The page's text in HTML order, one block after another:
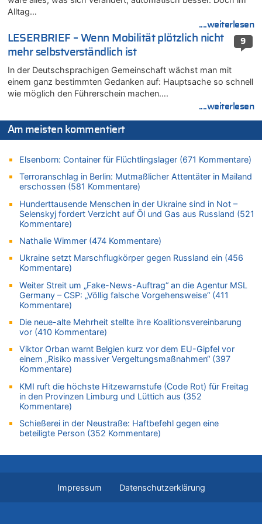
05.08.2026 - 15:59 von JoKrings zu
Wie kam es zur Ceuta-Krise?
Auf Europa ist mal wieder Verlass [Zwischenruf]
Wasserstand des Rheins in NRW so niedrig wie noch nie
05.08.2026 - 13:25 von Zuhörer zu
Wasserstand des Rheins in NRW so niedrig wie noch nie
Zweite Hitzewelle in diesem Sommer ist jetzt amtlich
Zweite Hitzewelle in diesem Sommer ist jetzt amtlich
05.08.2026 - 13:10 von Go Pferdchen, lauf Gallop zu
Aachen ab 11. August wieder Mekka des Pferdesports –
05.08.2026 - 12:31 von Der Patriot zu
Es gibt mmer mehr Fälle von Fahrerflucht in Belgien –
Wie kam es zur Ceuta-Krise?
Paris 2024: Genau 40 Jahre nach Edgar Cüpper ist wieder ein
Springreiter Fahnenträger der belgischen Olympia-Mannschaft
05.08.2026 - 11:45 von JoKrings zu
Zweite Hitzewelle in diesem Sommer ist jetzt amtlich
05.08.2026 - 11:45 von N. A. Klar zu
Es gibt mmer mehr Fälle von Fahrerflucht in Belgien –
Fußgänger und Radfahrer sind die häufigsten Opfer
05.08.2026 - 11:43 von JoKrings zu
Zweite Hitzewelle in diesem Sommer ist jetzt amtlich
05.08.2026 - 11:41 von JoKrings zu
Wie kam es zur Ceuta-Krise?
05.08.2026 - 11:35 von N. A. Klar zu
Zweite Hitzewelle in diesem Sommer ist jetzt amtlich
Alltag…
....weiterlesen
9
LESERBRIEF – Wenn Mobilität plötzlich nicht
mehr selbstverständlich ist
In der Deutschsprachigen Gemeinschaft wächst man mit
einem ganz bestimmten Gedanken auf: Hauptsache so schnell
wie möglich den Führerschein machen….
....weiterlesen
Am meisten kommentiert
Elsenborn: Container für Flüchtlingslager (671 Kommentare)
Terroranschlag in Berlin: Mutmaßlicher Attentäter in Mailand
erschossen (581 Kommentare)
Hunderttausende Menschen in der Ukraine sind in Not –
Selenskyj fordert Verzicht auf Öl und Gas aus Russland (521
Kommentare)
Nathalie Wimmer (474 Kommentare)
Ukraine setzt Marschflugkörper gegen Russland ein (456
Kommentare)
Weiter Streit um „Fake-News-Auftrag“ an die Agentur MSL
Germany – CSP: „Völlig falsche Vorgehensweise“ (411
Kommentare)
Die neue-alte Mehrheit stellte ihre Koalitionsvereinbarung
vor (410 Kommentare)
Viktor Orban warnt Belgien kurz vor dem EU-Gipfel vor
einem „Risiko massiver Vergeltungsmaßnahmen“ (397
Kommentare)
KMI ruft die höchste Hitzewarnstufe (Code Rot) für Freitag
in den Provinzen Limburg und Lüttich aus (352
Kommentare)
Schießerei in der Neustraße: Haftbefehl gegen eine
beteiligte Person (352 Kommentare)
Impressum Datenschutzerklärung